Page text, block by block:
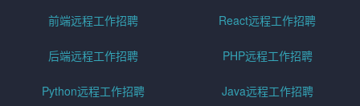
前端远程工作招聘 React远程工作招聘
后端远程工作招聘 PHP远程工作招聘
Python远程工作招聘 Java远程工作招聘